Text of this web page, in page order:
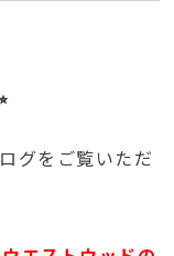
グをご覧いただ